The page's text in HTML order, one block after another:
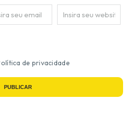
de privacidade
PUBLICAR